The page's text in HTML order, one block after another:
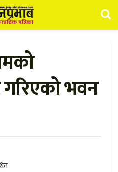
भवन